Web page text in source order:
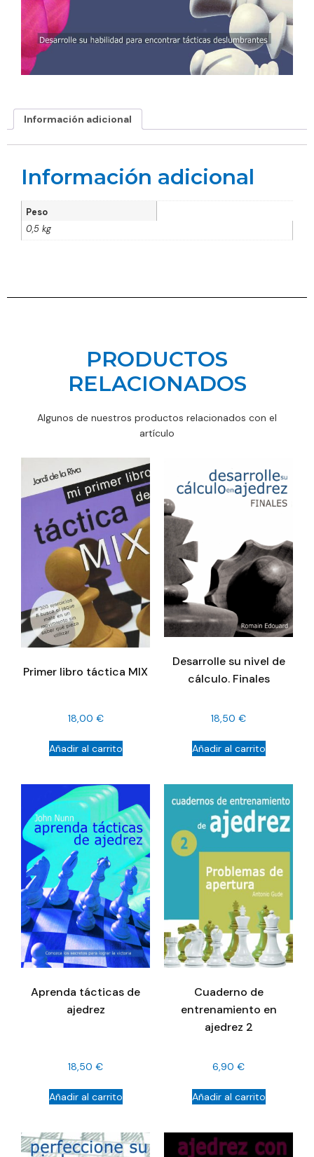
Información adicional
Información adicional
Peso
0,5 kg
PRODUCTOS
RELACIONADOS
Algunos de nuestros productos relacionados con el
artículo
Primer libro táctica MIX
18,00 €
Añadir al carrito
Desarrolle su nivel de
cálculo. Finales
18,50 €
Añadir al carrito
Aprenda tácticas de
ajedrez
18,50 €
Añadir al carrito
Cuaderno de
entrenamiento en
ajedrez 2
6,90 €
Añadir al carrito